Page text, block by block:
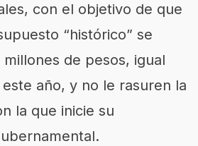
con el objetivo de que
“histórico” se
de pesos, igual
año, y no le rasuren la
la que inicie su